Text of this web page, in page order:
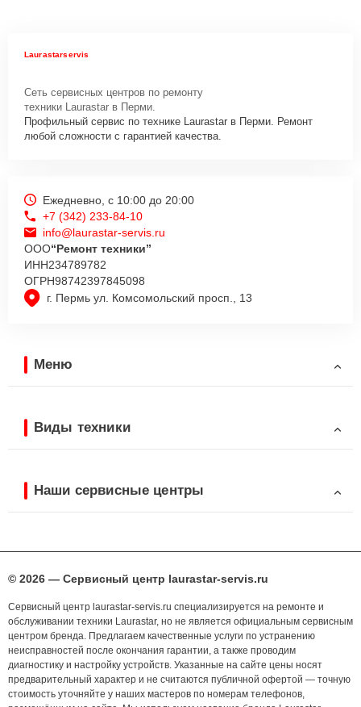
Laurastarservis
Сеть сервисных центров по ремонту
техники Laurastar в Перми.
Профильный сервис по технике Laurastar в Перми. Ремонт
любой сложности с гарантией качества.
г. Пермь ул. Комсомольский просп., 13
Ежедневно, с 10:00 до 20:00
+7 (342) 233-84-10
info@laurastar-servis.ru
ООО“Ремонт техники”
ИНН234789782
ОГРН98742397845098
Меню
Виды техники
Наши сервисные центры
© 2026 — Сервисный центр laurastar-servis.ru
Сервисный центр laurastar-servis.ru специализируется на ремонте и
обслуживании техники Laurastar, но не является официальным сервисным
центром бренда. Предлагаем качественные услуги по устранению
неисправностей после окончания гарантии, а также проводим
диагностику и настройку устройств. Указанные на сайте цены носят
предварительный характер и не считаются публичной офертой — точную
стоимость уточняйте у наших мастеров по номерам телефонов,